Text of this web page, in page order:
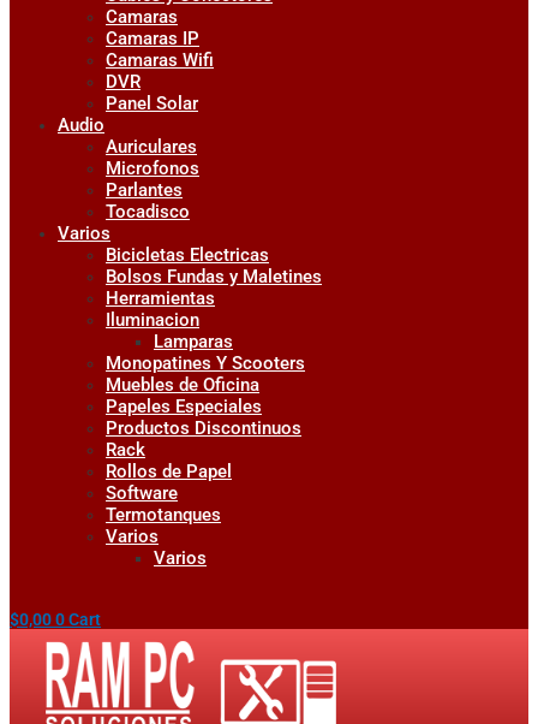
Camaras
Camaras IP
Camaras Wifi
DVR
Panel Solar
Audio
Auriculares
Microfonos
Parlantes
Tocadisco
Varios
Bicicletas Electricas
Bolsos Fundas y Maletines
Herramientas
Iluminacion
Lamparas
Monopatines Y Scooters
Muebles de Oficina
Papeles Especiales
Productos Discontinuos
Rack
Rollos de Papel
Software
Termotanques
Varios
Varios
$0,000Cart